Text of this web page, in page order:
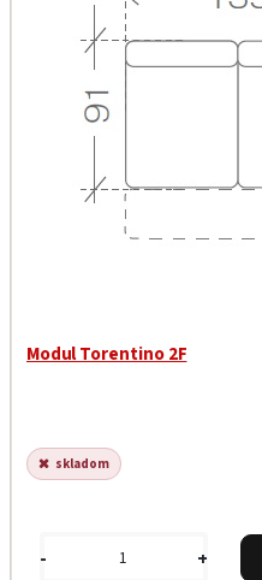
Modul Torentino 2F
skladom
- +